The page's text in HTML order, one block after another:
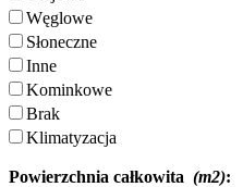
Węglowe
Słoneczne
Inne
Kominkowe
Brak
Klimatyzacja
Powierzchnia całkowita (m2):